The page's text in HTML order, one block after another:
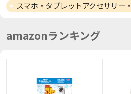
スマホ・タブレットアクセサリー
amazonランキング